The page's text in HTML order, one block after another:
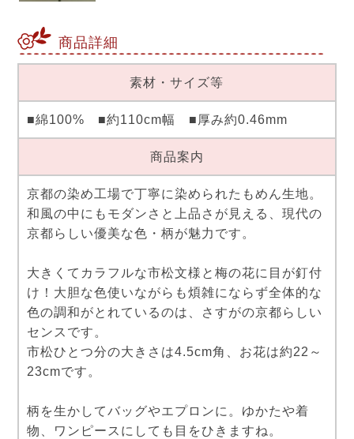
商品詳細
素材・サイズ等
■綿100% ■約110cm幅 ■厚み約0.46mm
商品案内
京都の染め工場で丁寧に染められたもめん生地。
和風の中にもモダンさと上品さが見える、現代の
京都らしい優美な色・柄が魅力です。
大きくてカラフルな市松文様と梅の花に目が釘付
け！大胆な色使いながらも煩雑にならず全体的な
色の調和がとれているのは、さすがの京都らしい
センスです。
市松ひとつ分の大きさは4.5cm角、お花は約22～
23cmです。
柄を生かしてバッグやエプロンに。ゆかたや着
物、ワンピースにしても目をひきますね。